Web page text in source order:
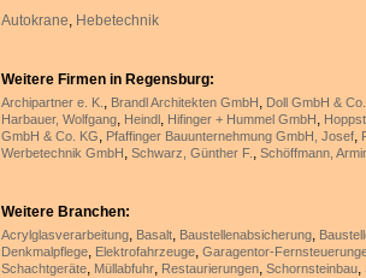
Autokrane, Hebetechnik
Weitere Firmen in Regensburg:
Archipartner e. K. , Brandl Architekten GmbH, Doll GmbH &
Harbauer, Wolfgang, Heindl, Hifinger + Hummel GmbH,
GmbH & Co. KG, Pfaffinger Bauunternehmung GmbH, Josef,
Werbetechnik GmbH, Schwarz, Günther F. , Schöffmann,
Weitere Branchen:
Acrylglasverarbeitung, Basalt, Baustellenabsicherung,
Denkmalpflege, Elektrofahrzeuge, Garagentor-
Schachtgeräte, Müllabfuhr, Restaurierungen, Schornsteinbau,